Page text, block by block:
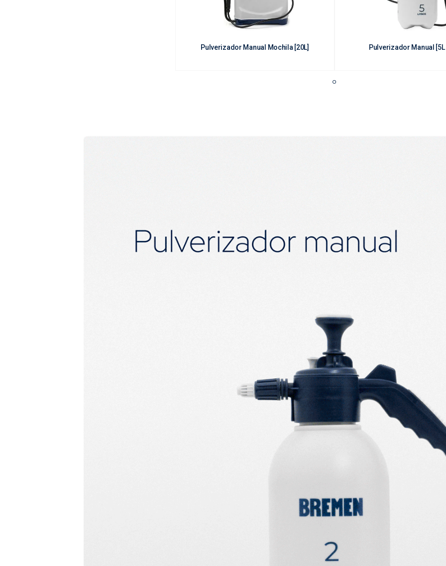
Pulverizador Manual Mochila [20L] Pulverizador Manual [5L